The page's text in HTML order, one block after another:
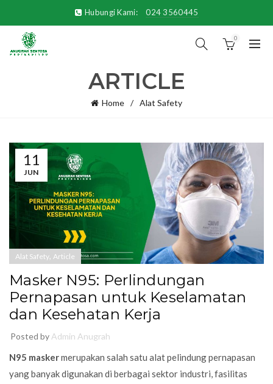
Hubungi Kami: 024 3560445
0
ARTICLE
Home Alat Safety
11
JUN
Alat Safety, Article
Masker N95: Perlindungan
Pernapasan untuk Keselamatan
dan Kesehatan Kerja
Posted by Admin Anugrah
N95 maskermerupakan salah satu alat pelindung pernapasan
yang banyak digunakan di berbagai sektor industri, fasilitas